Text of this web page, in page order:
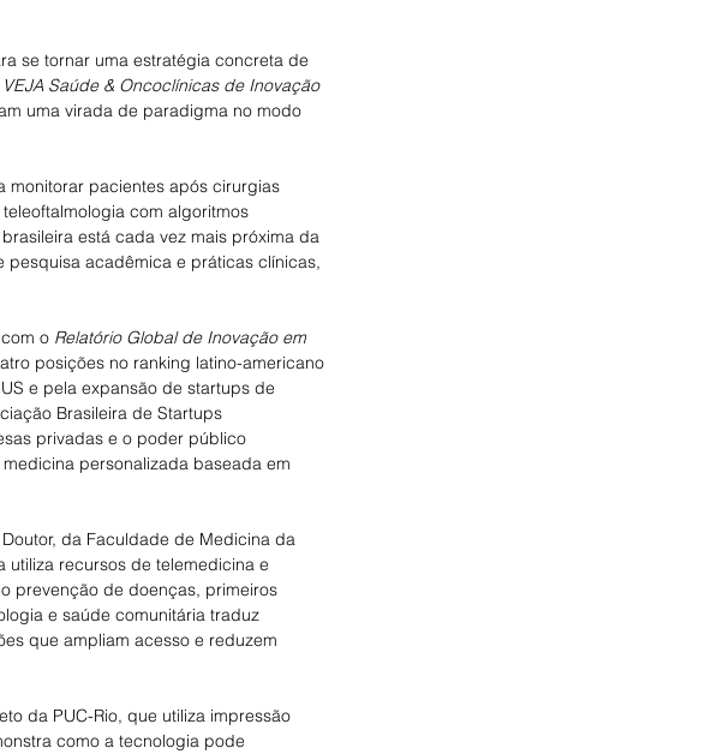
se tornar uma estratégia concreta de
Saúde & Oncoclínicas de Inovação
uma virada de paradigma no modo
monitorar pacientes após cirurgias
com algoritmos
está cada vez mais próxima da
pesquisa acadêmica e práticas clínicas,
o Relatório Global de Inovação em
posições no ranking latino-americano
e pela expansão de startups de
Brasileira de Startups
privadas e o poder público
personalizada baseada em
da Faculdade de Medicina da
utiliza recursos de telemedicina e
prevenção de doenças, primeiros
e saúde comunitária traduz
que ampliam acesso e reduzem
da PUC-Rio, que utiliza impressão
como a tecnologia pode